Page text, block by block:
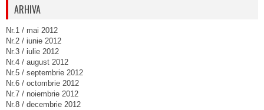
ARHIVA
Nr.1 / mai 2012
Nr.2 / iunie 2012
Nr.3 / iulie 2012
Nr.4 / august 2012
Nr.5 / septembrie 2012
Nr.6 / octombrie 2012
Nr.7 / noiembrie 2012
Nr.8 / decembrie 2012